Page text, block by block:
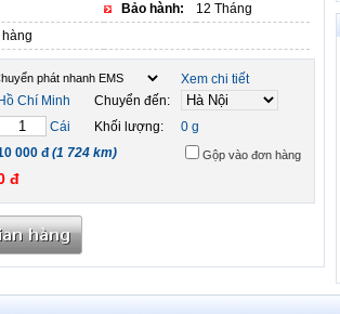
Bảo hành:
12 Tháng
Xem chi tiết
Hồ Chí Minh
Chuyển đến:
Cái Khối lượng:
0 g
000 đ(1 724 km) Gộp vào đơn hàng
đ